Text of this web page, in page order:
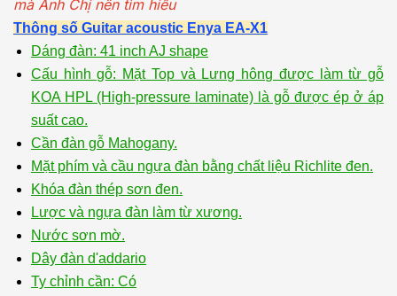
mà Anh Chị nên tìm hiểu
Thông số Guitar acoustic Enya EA-X1
Dáng đàn: 41 inch AJ shape
Cấu hình gỗ: Mặt Top và Lưng hông được làm từ gỗ
KOA HPL (High-pressure laminate) là gỗ được ép ở áp
suất cao.
Cần đàn gỗ Mahogany.
Mặt phím và cầu ngựa đàn bằng chất liệu Richlite đen.
Khóa đàn thép sơn đen.
Lược và ngựa đàn làm từ xương.
Nước sơn mờ.
Dây đàn d'addario
Ty chỉnh cần: Có